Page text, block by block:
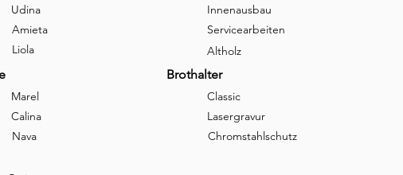
Udina
Amieta
Liola
Marel
Calina
Nava
Innenausbau
Servicearbeiten
Altholz
Brothalter
Classic
Lasergravur
Chromstahlschutz